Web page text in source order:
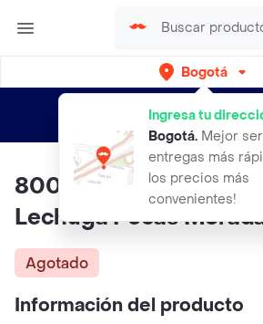
Bogotá
Ingresa tu
Bogotá. Mejor
entregas más
los precios más
convenientes!
envíos gratis por semanas
800 Semillas
Lechuga Pecas
Agotado
Información del producto